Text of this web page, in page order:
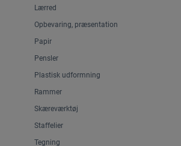
Lærred
Opbevaring, præsentation
Papir
Pensler
Plastisk udformning
Rammer
Skæreværktøj
Staffelier
Tegning